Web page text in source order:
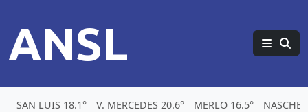
ANSL
SAN LUIS 18.1° V. MERCEDES 20.6° MERLO 16.5°